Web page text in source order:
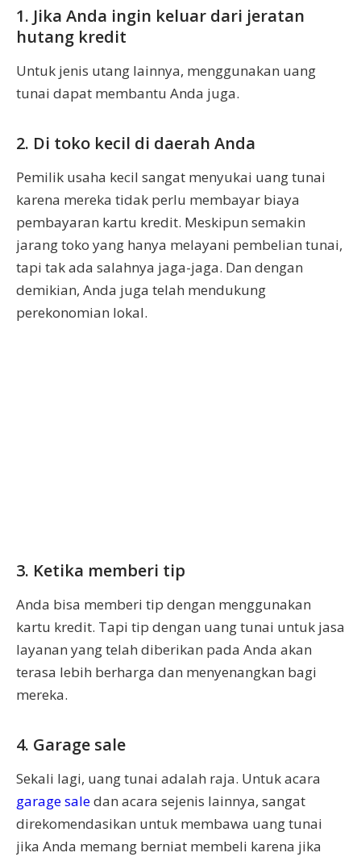
1. Jika Anda ingin keluar dari jeratan
hutang kredit
Untuk jenis utang lainnya, menggunakan uang
tunai dapat membantu Anda juga.
2. Di toko kecil di daerah Anda
Pemilik usaha kecil sangat menyukai uang tunai
karena mereka tidak perlu membayar biaya
pembayaran kartu kredit. Meskipun semakin
jarang toko yang hanya melayani pembelian tunai,
tapi tak ada salahnya jaga-jaga. Dan dengan
demikian, Anda juga telah mendukung
perekonomian lokal.
3. Ketika memberi tip
Anda bisa memberi tip dengan menggunakan
kartu kredit. Tapi tip dengan uang tunai untuk jasa
layanan yang telah diberikan pada Anda akan
terasa lebih berharga dan menyenangkan bagi
mereka.
4. Garage sale
Sekali lagi, uang tunai adalah raja. Untuk acara
garage saledan acara sejenis lainnya, sangat
direkomendasikan untuk membawa uang tunai
jika Anda memang berniat membeli karena jika